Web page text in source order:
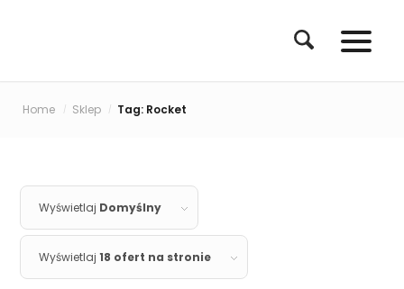
Home / Sklep / Tag: Rocket
Wyświetlaj Domyślny
Wyświetlaj18 ofert na stronie